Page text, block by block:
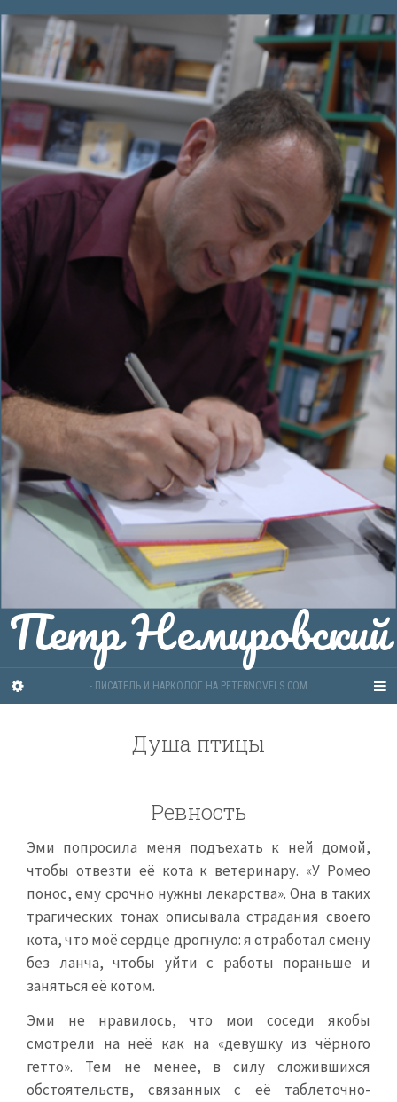
Петр Немировский
- ПИСАТЕЛЬ И НАРКОЛОГ НА PETERNOVELS.COM
Душа птицы
Ревность
Эми попросила меня подъехать к ней домой,
чтобы отвезти её кота к ветеринару. «У Ромео
понос, ему срочно нужны лекарства». Она в таких
трагических тонах описывала страдания своего
кота, что моё сердце дрогнуло: я отработал смену
без ланча, чтобы уйти с работы пораньше и
заняться её котом.
Эми не нравилось, что мои соседи якобы
смотрели на неё как на «девушку из чёрного
гетто». Тем не менее, в силу сложившихся
обстоятельств, связанных с её таблеточно-